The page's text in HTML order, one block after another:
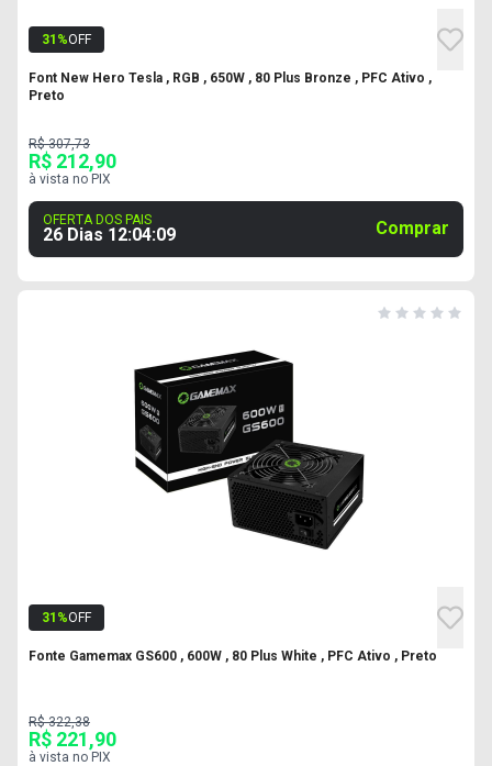
31 %OFF
Font New Hero Tesla , RGB , 650W , 80 Plus Bronze , PFC Ativo ,
Preto
R$ 307,73
R$ 212,90
à vista no PIX
OFERTA DOS PAIS
26 Dias 12:04:08 Comprar
31 %OFF
Fonte Gamemax GS600 , 600W , 80 Plus White , PFC Ativo , Preto
R$ 322,38
R$ 221,90
à vista no PIX